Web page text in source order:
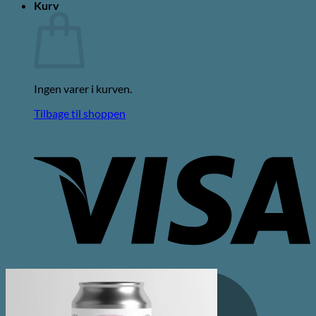
Kurv
Ingen varer i kurven.
Tilbage til shoppen